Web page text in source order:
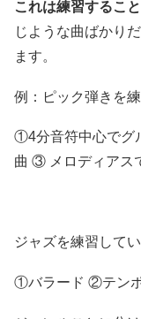
これは練習するこ
じような曲ばかり
ます。
例：ピック弾きを
①4分音符中心で
曲 ③ メロディアス
ジャズを練習して
①バラード ②テン